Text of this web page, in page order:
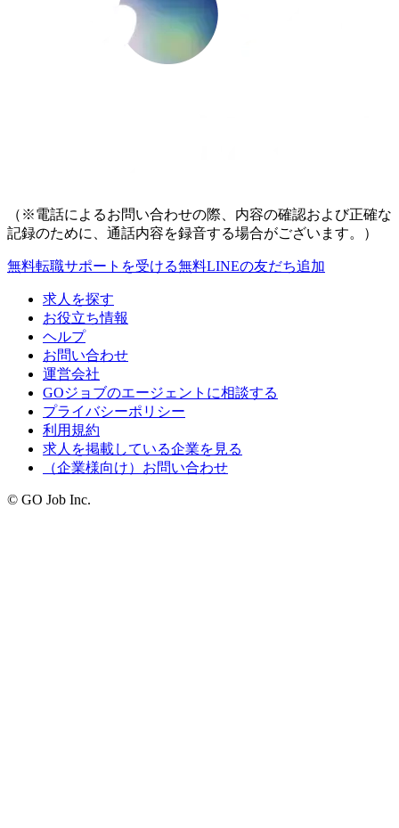
（※電話によるお問い合わせの際、内容の確認および正確な
記録のために、通話内容を録音する場合がございます。）
無料転職サポートを受ける無料LINEの友だち追加
求人を探す
お役立ち情報
ヘルプ
お問い合わせ
運営会社
GOジョブのエージェントに相談する
プライバシーポリシー
利用規約
求人を掲載している企業を見る
（企業様向け）お問い合わせ
© GO Job Inc.